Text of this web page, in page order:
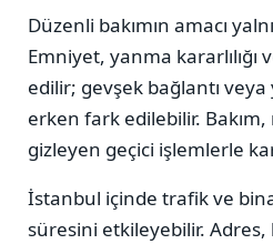
Düzenli bakımın amacı
Emniyet, yanma kararlılığı
edilir; gevşek bağlantı
erken fark edilebilir. Bakım,
gizleyen geçici işlemlerle
İstanbul içinde trafik ve
süresini etkileyebilir.